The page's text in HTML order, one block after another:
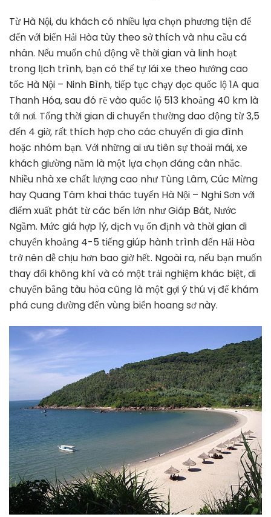
Từ Hà Nội, du khách có nhiều lựa chọn phương tiện để
đến với biển Hải Hòa tùy theo sở thích và nhu cầu cá
nhân. Nếu muốn chủ động về thời gian và linh hoạt
trong lịch trình, bạn có thể tự lái xe theo hướng cao
tốc Hà Nội – Ninh Bình, tiếp tục chạy dọc quốc lộ 1A qua
Thanh Hóa, sau đó rẽ vào quốc lộ 513 khoảng 40 km là
tới nơi. Tổng thời gian di chuyển thường dao động từ 3,5
đến 4 giờ, rất thích hợp cho các chuyến đi gia đình
hoặc nhóm bạn. Với những ai ưu tiên sự thoải mái, xe
khách giường nằm là một lựa chọn đáng cân nhắc.
Nhiều nhà xe chất lượng cao như Tùng Lâm, Cúc Mừng
hay Quang Tâm khai thác tuyến Hà Nội – Nghi Sơn với
điểm xuất phát từ các bến lớn như Giáp Bát, Nước
Ngầm. Mức giá hợp lý, dịch vụ ổn định và thời gian di
chuyển khoảng 4-5 tiếng giúp hành trình đến Hải Hòa
trở nên dễ chịu hơn bao giờ hết. Ngoài ra, nếu bạn muốn
thay đổi không khí và có một trải nghiệm khác biệt, di
chuyển bằng tàu hỏa cũng là một gợi ý thú vị để khám
phá cung đường đến vùng biển hoang sơ này.